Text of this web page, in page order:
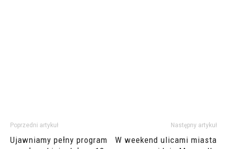
Poprzedni artykuł
Ujawniamy pełny program
Następny artykuł
W weekend ulicami miasta